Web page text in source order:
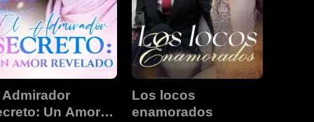
Admirador
Un Amor
Los locos
enamorados